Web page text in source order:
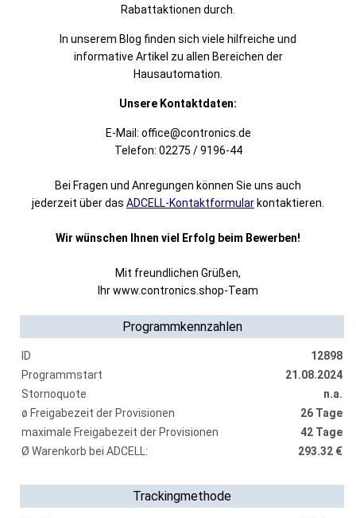
Rabattaktionen durch.
In unserem Blog finden sich viele hilfreiche und
informative Artikel zu allen Bereichen der
Hausautomation.
Unsere Kontaktdaten:
E-Mail: office@contronics.de
Telefon: 02275 / 9196-44
Bei Fragen und Anregungen können Sie uns auch
jederzeit über das ADCELL-Kontaktformular kontaktieren.
Wir wünschen Ihnen viel Erfolg beim Bewerben!
Mit freundlichen Grüßen,
Ihr www.contronics.shop-Team
Programmkennzahlen
ID
12898
Programmstart
21.08.2024
Stornoquote
n.a.
ø Freigabezeit der Provisionen
26 Tage
maximale Freigabezeit der Provisionen
42 Tage
Ø Warenkorb bei ADCELL:
293.32 €
Trackingmethode